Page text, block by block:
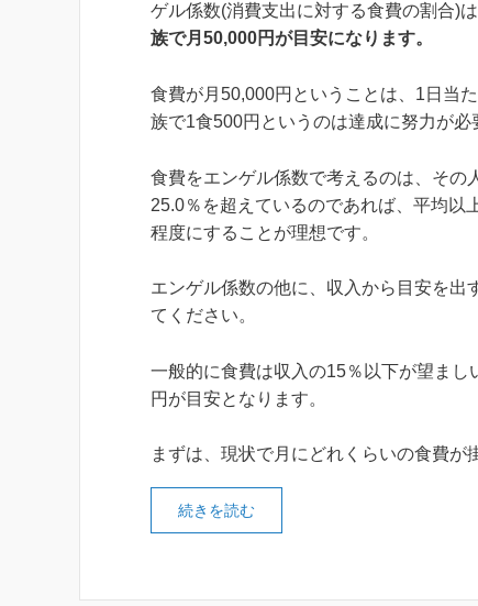
ゲル係数(消費支出に対する食費の割合)
族で月50,000円が目安になります。
食費が月50,000円ということは、1日当
族で1食500円というのは達成に努力が必
食費をエンゲル係数で考えるのは、その
25.0％を超えているのであれば、平均以
程度にすることが理想です。
エンゲル係数の他に、収入から目安を出
てください。
一般的に食費は収入の15％以下が望ま
円が目安となります。
まずは、現状で月にどれくらいの食費が
続きを読む